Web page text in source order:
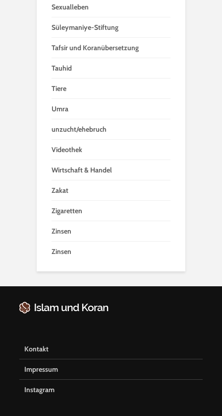
Sexualleben
Süleymaniye-Stiftung
Tafsir und Koranübersetzung
Tauhid
Tiere
Umra
unzucht/ehebruch
Videothek
Wirtschaft & Handel
Zakat
Zigaretten
Zinsen
Zinsen
Kontakt
Impressum
Instagram